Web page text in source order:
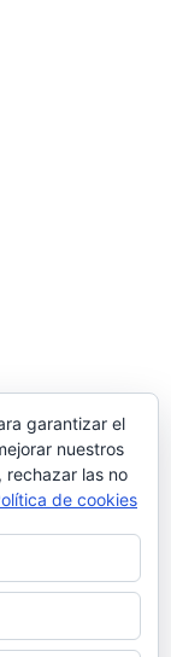
WordPress
garantizar el
nuestros
rechazar las no
de cookies